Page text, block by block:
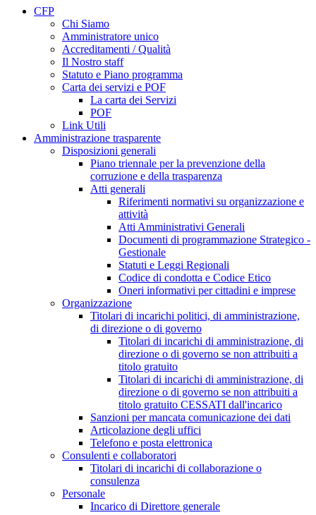
CFP
Chi Siamo
Amministratore unico
Accreditamenti / Qualità
Il Nostro staff
Statuto e Piano programma
Carta dei servizi e POF
La carta dei Servizi
POF
Link Utili
Amministrazione trasparente
Disposizioni generali
Piano triennale per la prevenzione della
corruzione e della trasparenza
Atti generali
Riferimenti normativi su organizzazione e
attività
Atti Amministrativi Generali
Documenti di programmazione Strategico -
Gestionale
Statuti e Leggi Regionali
Codice di condotta e Codice Etico
Oneri informativi per cittadini e imprese
Organizzazione
Titolari di incarichi politici, di amministrazione,
di direzione o di governo
Titolari di incarichi di amministrazione, di
direzione o di governo se non attribuiti a
titolo gratuito
Titolari di incarichi di amministrazione, di
direzione o di governo se non attribuiti a
titolo gratuito CESSATI dall'incarico
Sanzioni per mancata comunicazione dei dati
Articolazione degli uffici
Telefono e posta elettronica
Consulenti e collaboratori
Titolari di incarichi di collaborazione o
consulenza
Personale
Incarico di Direttore generale